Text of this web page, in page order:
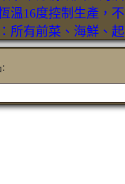
溫16度控制生產，
所有前菜、海鮮、起